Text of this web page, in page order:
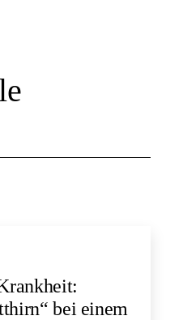
bei einem